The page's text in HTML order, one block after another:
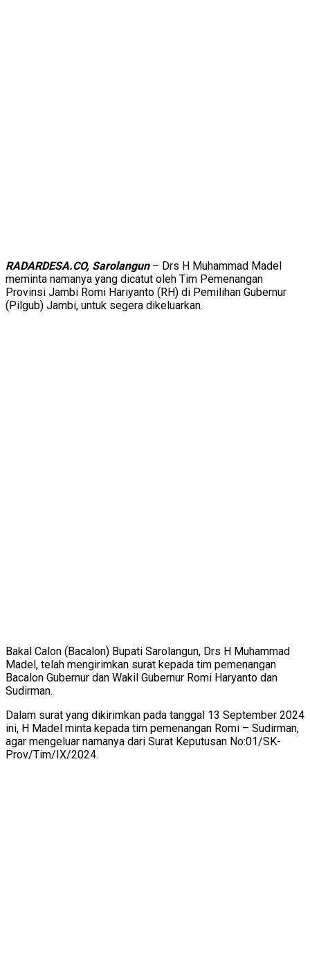
RADARDESA.CO, Sarolangun– Drs H Muhammad Madel
meminta namanya yang dicatut oleh Tim Pemenangan
Provinsi Jambi Romi Hariyanto (RH) di Pemilihan Gubernur
(Pilgub) Jambi, untuk segera dikeluarkan.
Bakal Calon (Bacalon) Bupati Sarolangun, Drs H Muhammad
Madel, telah mengirimkan surat kepada tim pemenangan
Bacalon Gubernur dan Wakil Gubernur Romi Haryanto dan
Sudirman.
Dalam surat yang dikirimkan pada tanggal 13 September 2024
ini, H Madel minta kepada tim pemenangan Romi – Sudirman,
agar mengeluar namanya dari Surat Keputusan No:01/SK-
Prov/Tim/IX/2024.